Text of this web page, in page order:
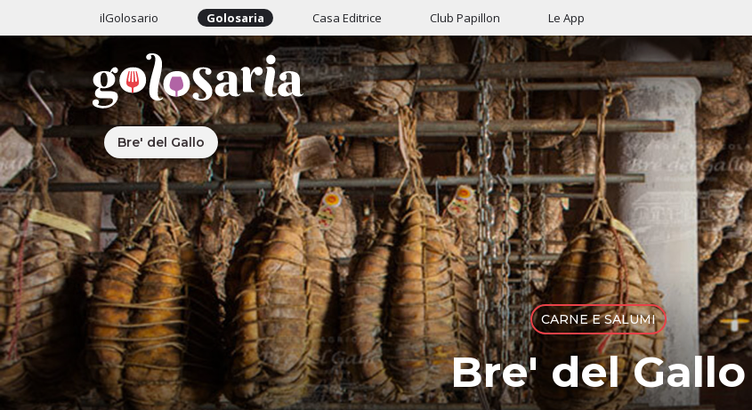
ilGolosario Golosaria Casa Editrice Club Papillon Le App
Bre' del Gallo
CARNE E SALUMI
Bre' del Gallo